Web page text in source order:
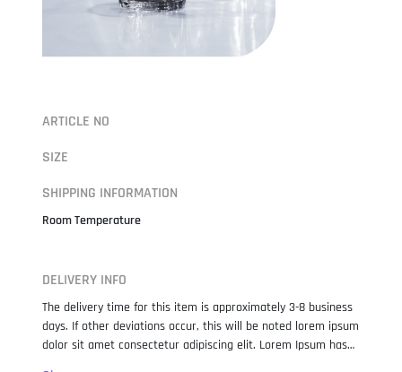
ARTICLE NO
SIZE
SHIPPING INFORMATION
Room Temperature
DELIVERY INFO
The delivery time for this item is approximately 3-8 business
days. If other deviations occur, this will be noted lorem ipsum
dolor sit amet consectetur adipiscing elit. Lorem Ipsum has